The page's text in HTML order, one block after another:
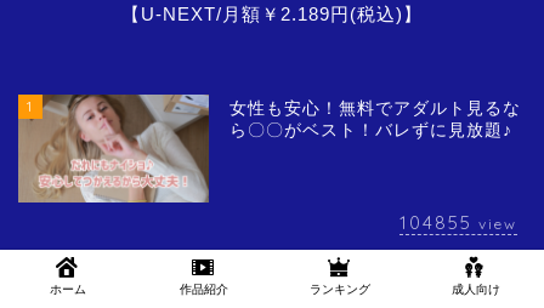
【U-NEXT/月額￥2.189円(税込)】
1
女性も安心！無料でアダルト見るな
ら〇〇がベスト！バレずに見放題♪
104855 view
Huluでエロくてちょっとエッチな映
画だけを集めてみた!
ホーム 作品紹介 ランキング 成人向け